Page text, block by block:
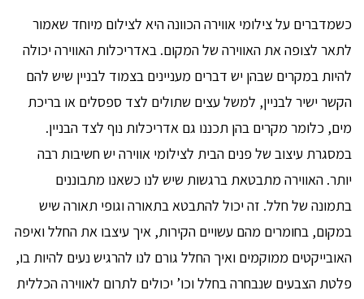
כשמדברים על צילומי אווירה הכוונה היא לצילום מיוחד שאמור
לתאר לצופה את האווירה של המקום. באדריכלות האווירה יכולה
להיות במקרים שבהן יש דברים מעניינים בצמוד לבניין שיש להם
הקשר ישיר לבניין, למשל עצים שתולים לצד ספסלים או בריכת
מים, כלומר מקרים בהן תכננו גם אדריכלות נוף לצד הבניין.
במסגרת עיצוב של פנים הבית לצילומי אווירה יש חשיבות רבה
יותר. האווירה מתבטאת ברגשות שיש לנו כשאנו מתבוננים
בתמונה של חלל. זה יכול להתבטא בתאורה וגופי תאורה שיש
במקום, בחומרים מהם עשויים הקירות, איך עיצבו את החלל ואיפה
האובייקטים ממוקמים ואיך החלל גורם לנו להרגיש נעים להיות בו,
פלטת הצבעים שנבחרה בחלל וכו’ יכולים לתרום לאווירה הכללית